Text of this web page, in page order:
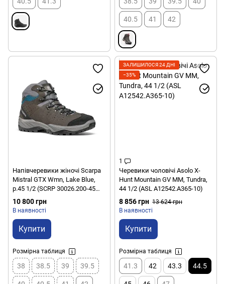
40.5 41 42
Напівчеревики жіночі Scarpa
Mistral GTX Wmn, Lake Blue,
р.45 1/2 (SCRP 30026.200-45
1/2)
10 800 грн
В наявності
Купити
Розмірна таблиця
38 38.5 39 39.5
ЗАЛИШИЛОСЯ 24 ДНІ
−35%
1
Черевики чоловічі Asolo X-
Hunt Mountain GV MM, Tundra,
44 1/2 (ASL A12542.A365-10)
8 856 грн 13 624 грн
В наявності
Купити
Розмірна таблиця
41.3 42 43.3 44.5